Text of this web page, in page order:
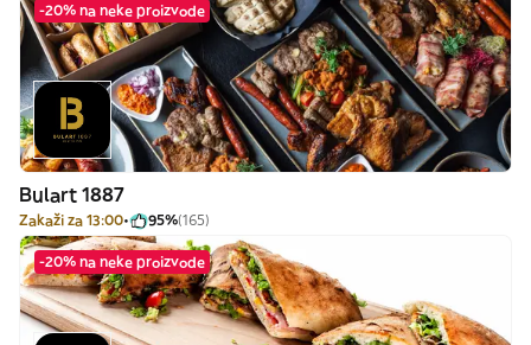
-20% na neke proizvode
Bulart 1887
Zakaži za 13:00 95%(165)
-20% na neke proizvode